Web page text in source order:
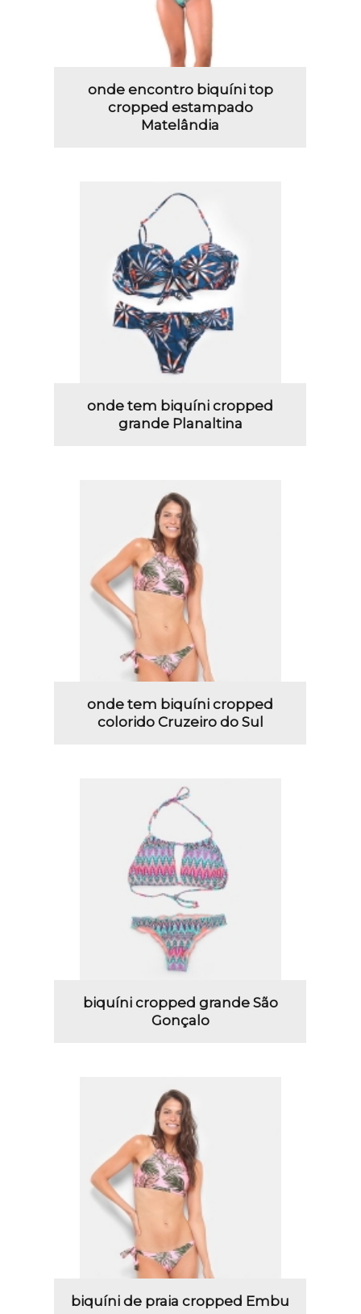
onde encontro biquíni top
cropped estampado
Matelândia
onde tem biquíni cropped
grande Planaltina
onde tem biquíni cropped
colorido Cruzeiro do Sul
biquíni cropped grande São
Gonçalo
biquíni de praia cropped Embu